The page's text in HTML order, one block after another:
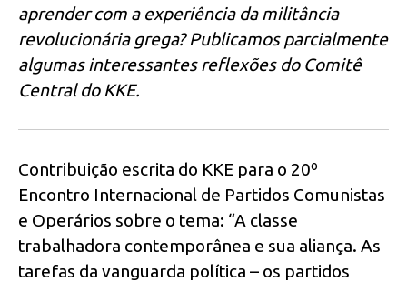
aprender com a experiência da militância
revolucionária grega? Publicamos parcialmente
algumas interessantes reflexões do Comitê
Central do KKE.
Contribuição escrita do KKE para o 20º
Encontro Internacional de Partidos Comunistas
e Operários sobre o tema: “A classe
trabalhadora contemporânea e sua aliança. As
tarefas da vanguarda política – os partidos